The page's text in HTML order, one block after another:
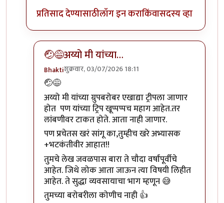
प्रतिसाद देण्यासाठीलॉग इन कराकिंवासदस्य व्हा
🤕😅अय्यो मी यांच्या…
Bhaktiशुक्रवार, 03/07/2026 18:11
In reply to
🤕😅
अय्यो मी यांच्या ग्रुपबरोबर एखाद्या ट्रीपला जाणार
होत पण यांच्या ट्रिप खूप्पप्पच महाग आहेत.तर
लांबणीवर टाकत होते. आता नाही जाणार.
पण प्रचेतस खरं सांगू का,तुम्हीच खरे अभ्यासक
+भटकंतीवीर आहात!!
तुमचे लेख जवळपास बारा ते चौदा वर्षांपूर्वीचे
आहेत. जिथे लोक आता जाऊन त्या विषयी लिहीत
आहेत. ते सुद्धा व्यवसायाचा भाग म्हणून 😅
तुमच्या बरोबरीला कोणीच नाही 👍